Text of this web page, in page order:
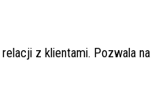
z klientami. Pozwala na